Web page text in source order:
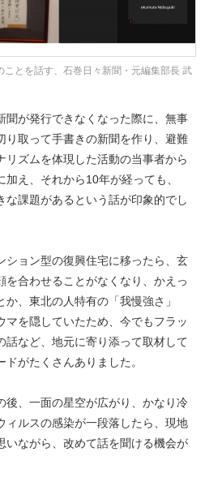
ことを話す、石巻日々新聞・元編集部長 武
聞が発行できなくなった際に、無事
り取って手書きの新聞を作り、避難
リズムを体現した活動の当事者から
え、それから10年が経っても、
な課題があるという話が印象的でし
ション型の復興住宅に移ったら、玄
を合わせることがなくなり、かえっ
、東北の人特有の「我慢強さ」
マを隠していたため、今でもフラッ
話など、地元に寄り添って取材して
がたくさんありました。
後、一面の星空が広がり、かなり冷
ィルスの感染が一段落したら、現地
いながら、改めて話を聞ける機会が